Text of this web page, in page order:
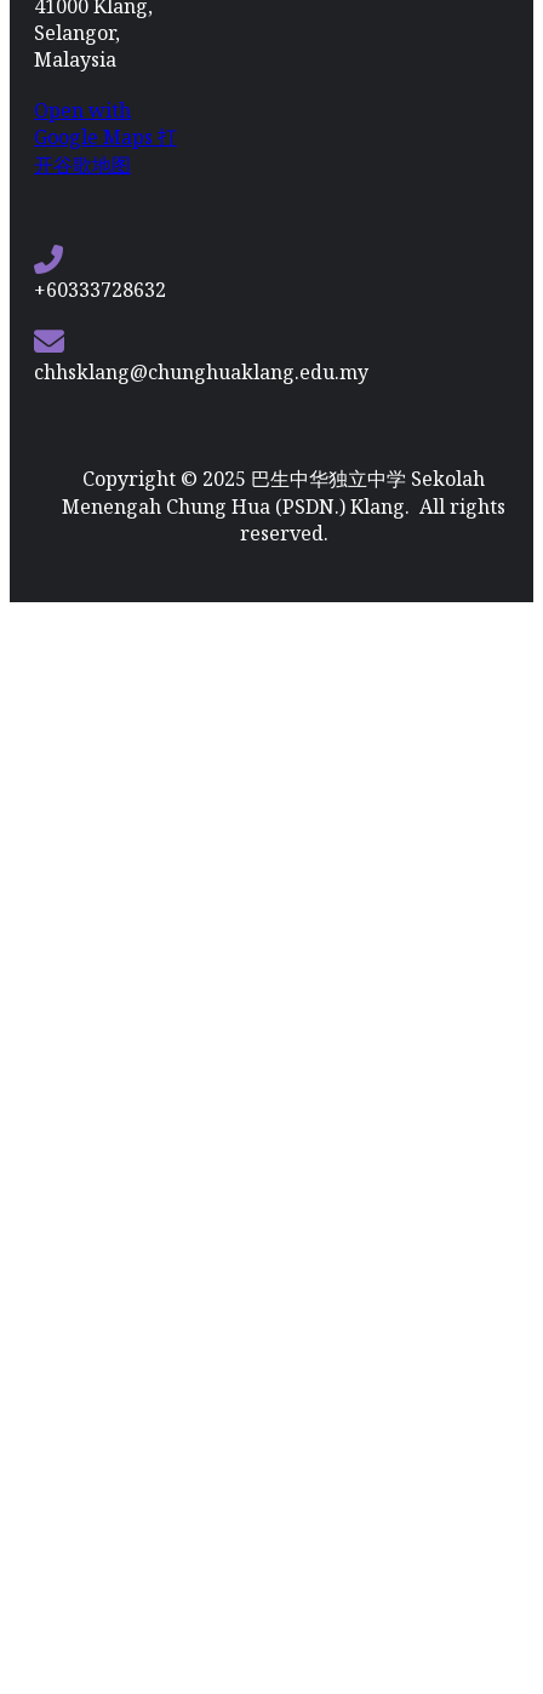
41000 Klang,
Selangor,
Malaysia
Open with
Google Maps 打
开谷歌地图
+60333728632
chhsklang@chunghuaklang.edu.my
Copyright © 2025 巴生中华独立中学 Sekolah
Menengah Chung Hua (PSDN.) Klang. All rights
reserved.